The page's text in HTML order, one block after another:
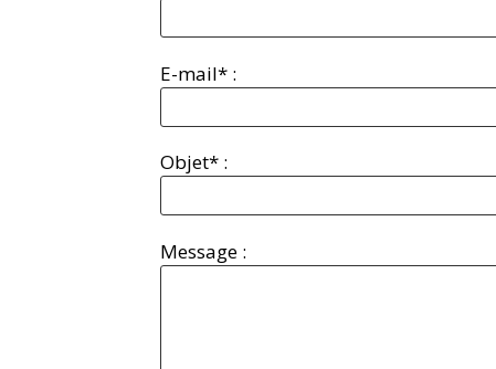
E-mail* :
Objet* :
Message :